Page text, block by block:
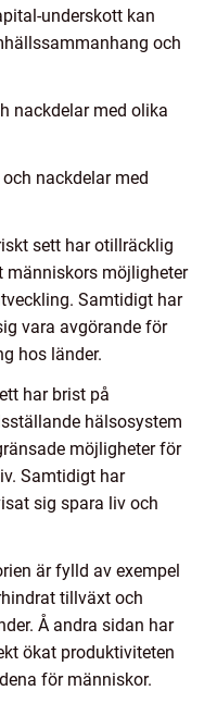
underskott kan
och
nackdelar med olika
nackdelar med
sett har otillräcklig
möjligheter
Samtidigt har
vara avgörande för
hos länder.
har brist på
hälsosystem
möjligheter för
Samtidigt har
sig spara liv och
är fylld av exempel
tillväxt och
Å andra sidan har
ökat produktiviteten
för människor.